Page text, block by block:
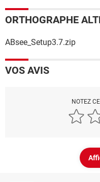
ORTHOGRAPHE
ABsee_Setup3.7.zip
VOS AVIS
NOTEZ